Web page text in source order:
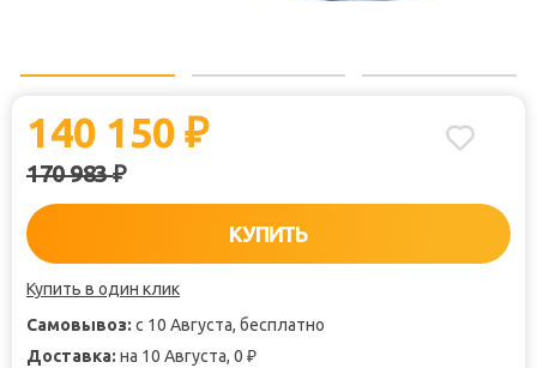
140 150₽
170 983₽
КУПИТЬ
Купить в один клик
Самовывоз: с 10 Августа, бесплатно
Доставка: на 10 Августа, 0 ₽